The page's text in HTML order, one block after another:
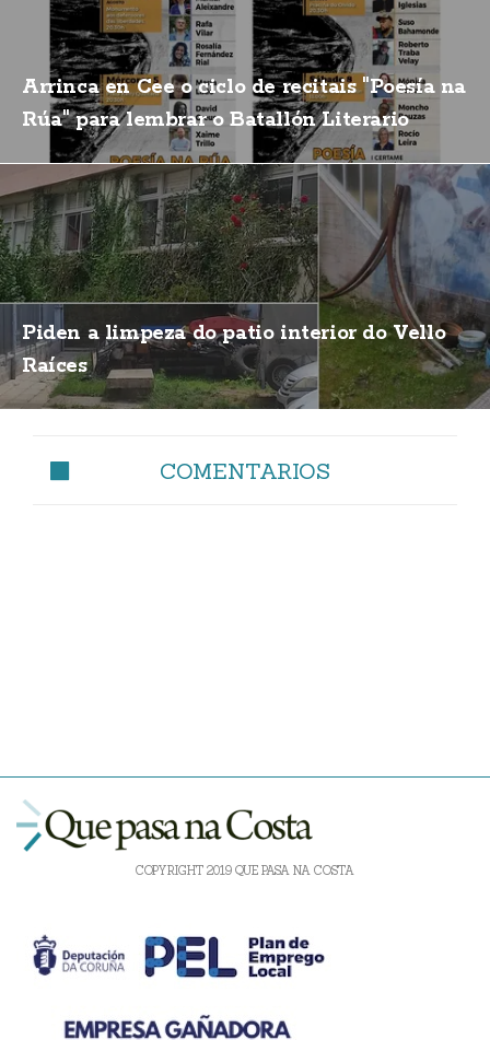
Arrinca en Cee o ciclo de recitais "Poesía na
Rúa" para lembrar o Batallón Literario
Piden a limpeza do patio interior do Vello
Raíces
COMENTARIOS
COPYRIGHT 2019 QUE PASA NA COSTA